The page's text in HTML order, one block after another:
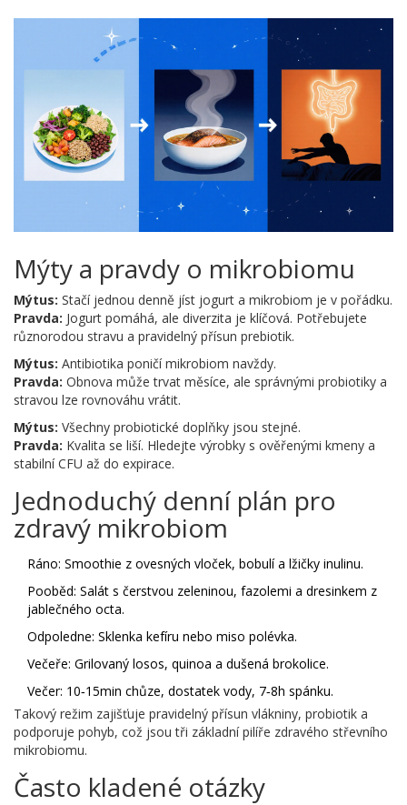
Mýty a pravdy o mikrobiomu
Mýtus: Stačí jednou denně jíst jogurt a mikrobiom je v pořádku.
Pravda: Jogurt pomáhá, ale diverzita je klíčová. Potřebujete
různorodou stravu a pravidelný přísun prebiotik.
Mýtus: Antibiotika poničí mikrobiom navždy.
Pravda: Obnova může trvat měsíce, ale správnými probiotiky a
stravou lze rovnováhu vrátit.
Mýtus: Všechny probiotické doplňky jsou stejné.
Pravda: Kvalita se liší. Hledejte výrobky s ověřenými kmeny a
stabilní CFU až do expirace.
Jednoduchý denní plán pro
zdravý mikrobiom
Ráno: Smoothie z ovesných vloček, bobulí a lžičky inulinu.
Pooběd: Salát s čerstvou zeleninou, fazolemi a dresinkem z
jablečného octa.
Odpoledne: Sklenka kefíru nebo miso polévka.
Večeře: Grilovaný losos, quinoa a dušená brokolice.
Večer: 10‑15min chůze, dostatek vody, 7‑8h spánku.
Takový režim zajišťuje pravidelný přísun vlákniny, probiotik a
podporuje pohyb, což jsou tři základní pilíře zdravého střevního
mikrobiomu.
Často kladené otázky